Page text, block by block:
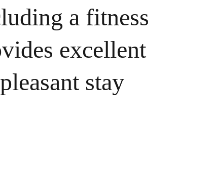
a fitness
excellent
stay